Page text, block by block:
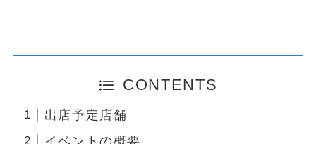
CONTENTS
出店予定店舗
イベントの概要